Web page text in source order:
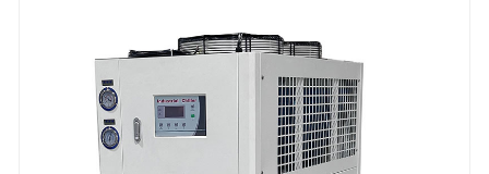
probléma megoldásáig a garancián belül. Várjuk,
hogy Ön hosszú távú, alacsony hőmérsékletű
glikolos hűtője lehessünk Kínában
Hűtőteljesítmény: 1/2 tonna - 200 tonna